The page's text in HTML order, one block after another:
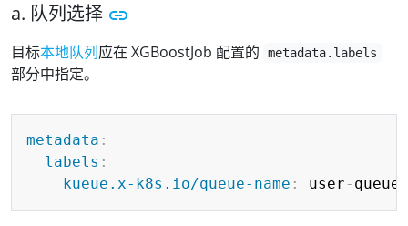
a. 队列选择
目标本地队列应在 XGBoostJob 配置的 metadata.labels
部分中指定。
metadata :
labels :
kueue.x-k8s.io/queue-name : user -